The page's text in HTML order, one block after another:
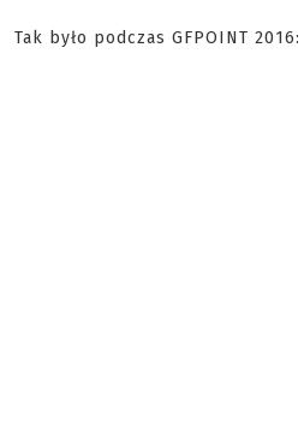
Tak było podczas GFPOINT 2016: